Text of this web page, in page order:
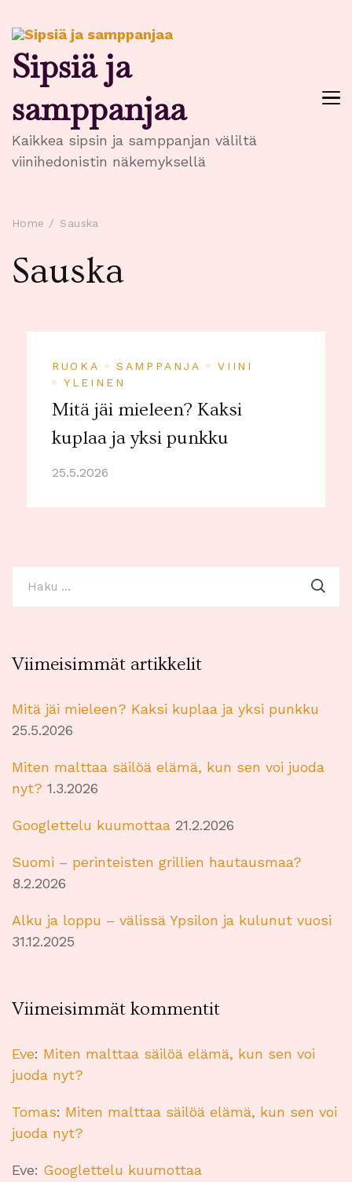
Sipsiä ja
samppanjaa
Kaikkea sipsin ja samppanjan väliltä
viinihedonistin näkemyksellä
Home Sauska
Sauska
RUOKA SAMPPANJA
VIINI
YLEINEN
Mitä jäi mieleen? Kaksi
kuplaa ja yksi punkku
25.5.2026
Viimeisimmät artikkelit
Mitä jäi mieleen? Kaksi kuplaa ja yksi punkku
25.5.2026
Miten malttaa säilöä elämä, kun sen voi juoda
nyt? 1.3.2026
Googlettelu kuumottaa 21.2.2026
Suomi – perinteisten grillien hautausmaa?
8.2.2026
Alku ja loppu – välissä Ypsilon ja kulunut vuosi
31.12.2025
Viimeisimmät kommentit
Eve: Miten malttaa säilöä elämä, kun sen voi
juoda nyt?
Tomas: Miten malttaa säilöä elämä, kun sen voi
juoda nyt?
Eve: Googlettelu kuumottaa